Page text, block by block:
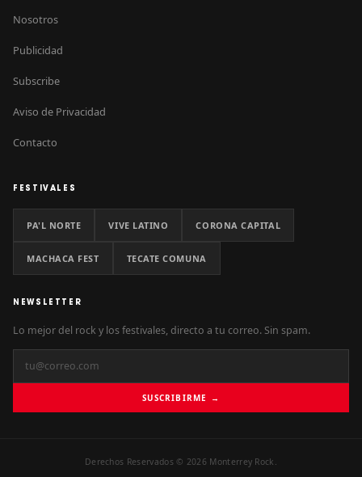
Nosotros
Publicidad
Subscribe
Aviso de Privacidad
Contacto
FESTIVALES
PA'L NORTE VIVE LATINO CORONA CAPITAL
MACHACA FEST TECATE COMUNA
NEWSLETTER
Lo mejor del rock y los festivales, directo a tu correo. Sin spam.
SUSCRIBIRME →
Derechos Reservados © 2026 Monterrey Rock.